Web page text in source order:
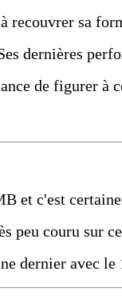
recouvrer sa
dernières
de figurer à
et c'est
peu couru sur
dernier avec le